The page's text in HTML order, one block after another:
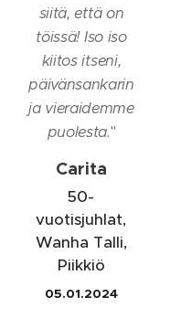
siitä, että on
töissä! Iso iso
kiitos itseni,
päivänsankarin
ja vieraidemme
puolesta."
Carita
50-
vuotisjuhlat,
Wanha Talli,
Piikkiö
05.01.2024